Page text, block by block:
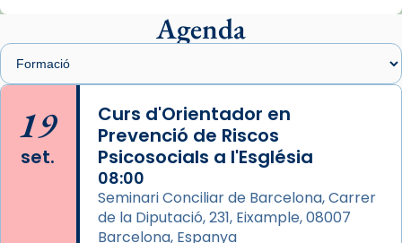
presidit aquest 27 de juliol la missa de Les
Santes de Mataró.
🔗
📸 J. Merino
Photo
View on Facebook · Share
Arquebisbat de Barcelonais at Catedral
de Barcelona.
Agenda
19
set.
Curs d'Orientador en
Prevenció de Riscos
Psicosocials a l'Església
08:00
Seminari Conciliar de Barcelona, Carrer
de la Diputació, 231, Eixample, 08007
Barcelona, Espanya